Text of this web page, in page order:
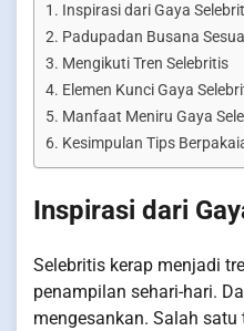
Inspirasi dari Gaya
Padupadan Busana
Mengikuti Tren Selebritis
Elemen Kunci Gaya
Manfaat Meniru Gaya
Kesimpulan Tips
Inspirasi dari
Selebritis kerap menjadi
penampilan sehari-hari.
mengesankan. Salah